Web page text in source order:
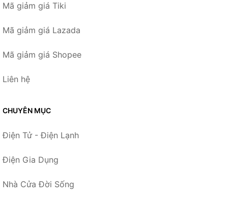
Mã giảm giá Tiki
Mã giảm giá Lazada
Mã giảm giá Shopee
Liên hệ
CHUYÊN MỤC
Điện Tử - Điện Lạnh
Điện Gia Dụng
Nhà Cửa Đời Sống